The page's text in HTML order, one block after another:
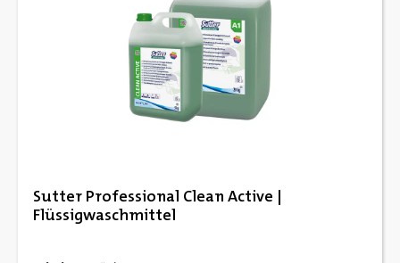
Sutter Professional Clean Active |
Flüssigwaschmittel